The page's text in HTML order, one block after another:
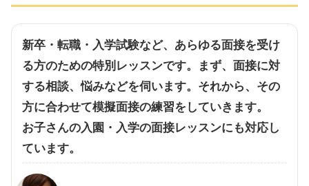
新卒・転職・入学試験など、あらゆる面接を受け
る方のための特別レッスンです。まず、面接に対
する相談、悩みなどを伺います。それから、その
方に合わせて模擬面接の練習をしていきます。
お子さんの入園・入学の面接レッスンにも対応し
ています。